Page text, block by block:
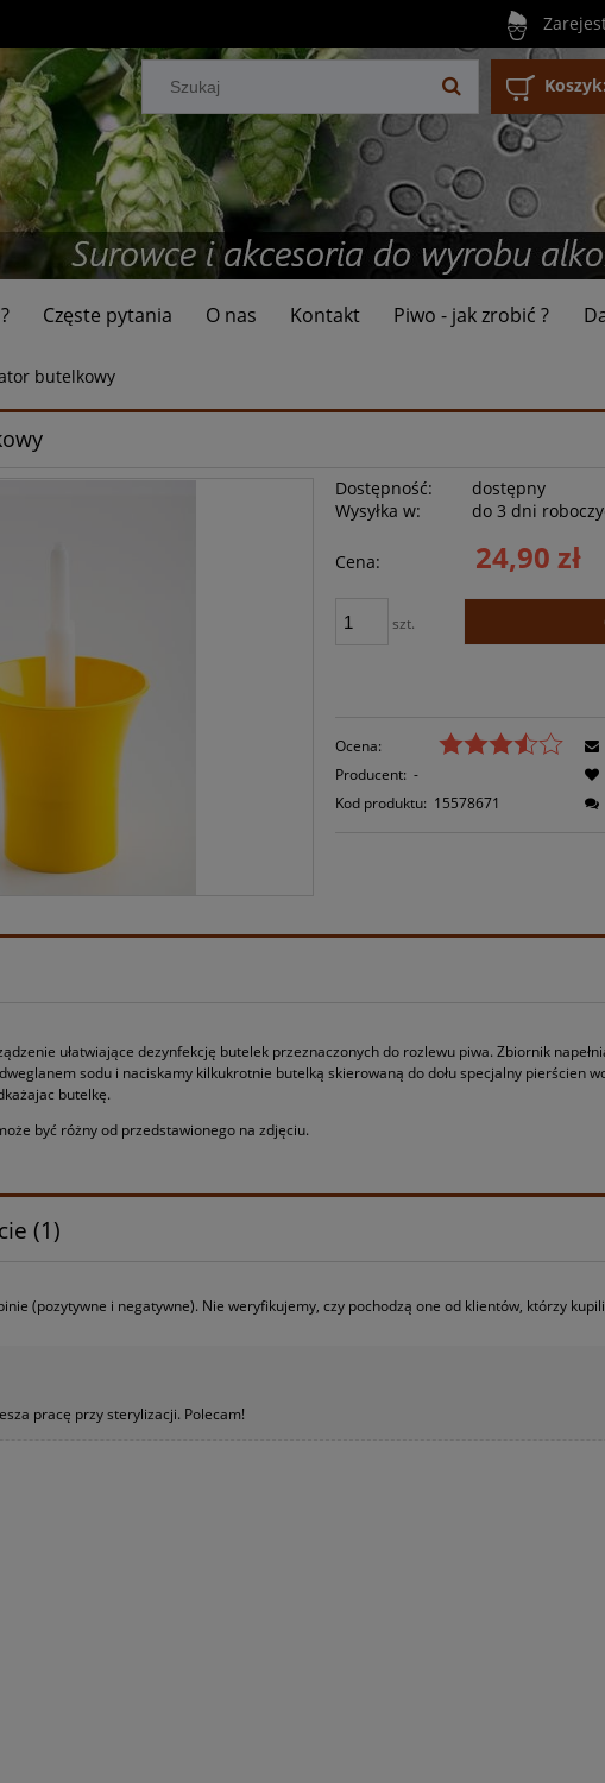
Koszyk:
Częste pytania O nas Kontakt Piwo - jak zrobić ?
butelkowy
Dostępność:
dostępny
Wysyłka w:
do 3 dni
Cena: 24,90 zł
szt.
Ocena:
Producent: -
Kod produktu: 15578671
ułatwiające dezynfekcję butelek przeznaczonych do rozlewu piwa. Zbiornik
sodu i naciskamy kilkukrotnie butelką skierowaną do dołu specjalny pierścien
butelkę.
być różny od przedstawionego na zdjęciu.
(1)
(pozytywne i negatywne). Nie weryfikujemy, czy pochodzą one od klientów, którzy
pracę przy sterylizacji. Polecam!